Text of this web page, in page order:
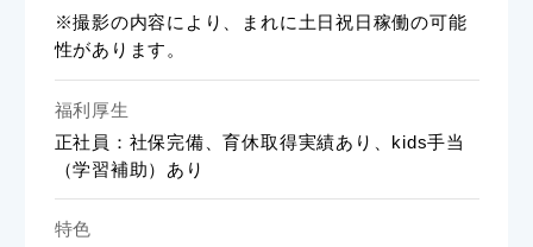
※撮影の内容により、まれに土日祝日稼働の可能
性があります。
福利厚生
正社員：社保完備、育休取得実績あり、kids手当
（学習補助）あり
特色